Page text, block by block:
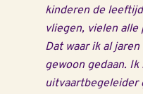
kinderen de
vliegen, vielen alle
Dat waar ik al
gewoon gedaan.
uitvaartbegeleider